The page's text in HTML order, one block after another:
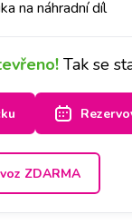
na náhradní díl
Tak se
ZDARMA